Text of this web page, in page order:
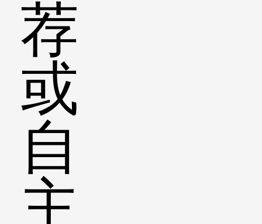
荐
或
自
主